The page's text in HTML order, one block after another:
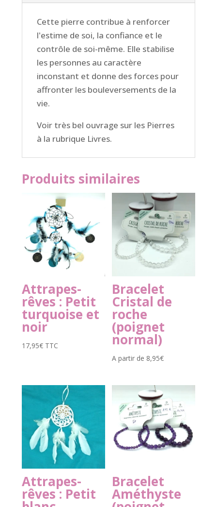
Cette pierre contribue à renforcer
l'estime de soi, la confiance et le
contrôle de soi-même. Elle stabilise
les personnes au caractère
inconstant et donne des forces pour
affronter les bouleversements de la
vie.
Voir très bel ouvrage sur les Pierres
à la rubrique Livres.
Produits similaires
Attrapes-
rêves : Petit
turquoise et
noir
17,95€ TTC
Bracelet
Cristal de
roche
(poignet
normal)
A partir de 8,95€
Attrapes-
rêves : Petit
Bracelet
Améthyste